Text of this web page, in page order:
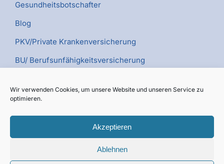
Wir verwenden Cookies, um unsere Website und unseren Service zu
optimieren.
Akzeptieren
Ablehnen
Gesundheitsbotschafter
Blog
PKV/Private Krankenversicherung
BU/ Berufsunfähigkeitsversicherung
Kümmerer TV